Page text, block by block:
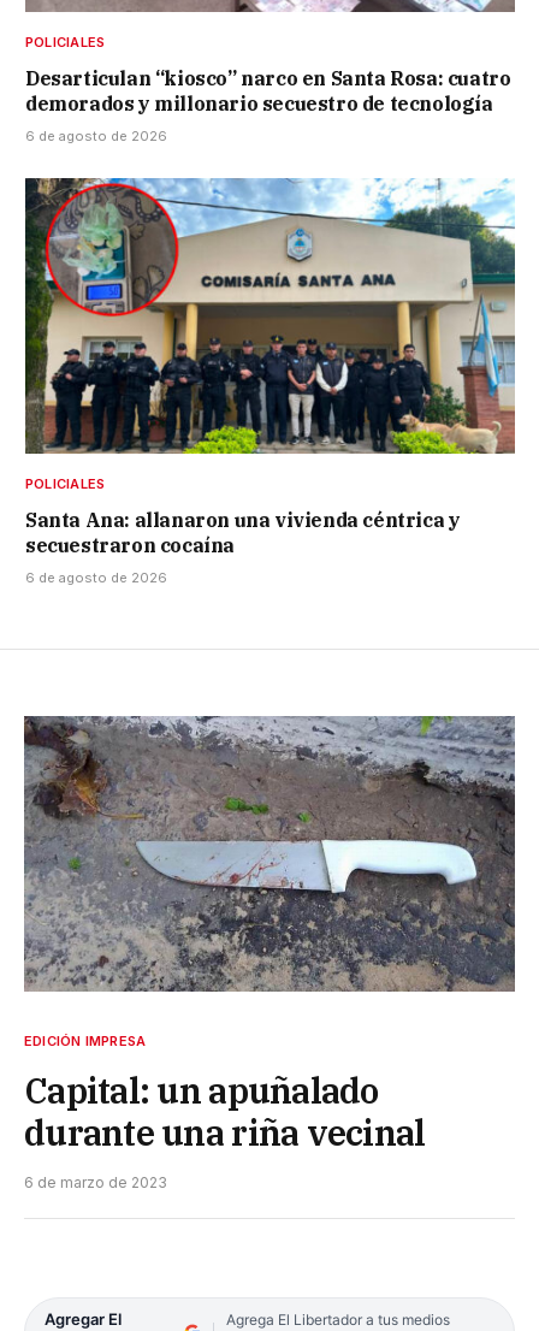
POLICIALES
Desarticulan “kiosco” narco en Santa Rosa: cuatro
demorados y millonario secuestro de tecnología
6 de agosto de 2026
POLICIALES
Santa Ana: allanaron una vivienda céntrica y
secuestraron cocaína
6 de agosto de 2026
EDICIÓN IMPRESA
Capital: un apuñalado
durante una riña vecinal
6 de marzo de 2023
Agregar El
Agrega El Libertador a tus medios